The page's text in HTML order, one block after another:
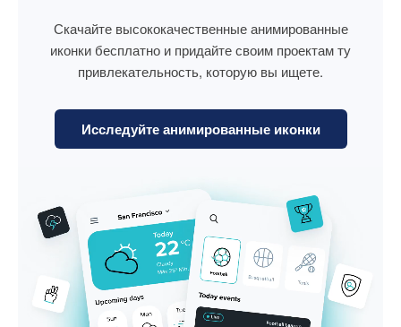
Скачайте высококачественные анимированные
иконки бесплатно и придайте своим проектам ту
привлекательность, которую вы ищете.
Исследуйте анимированные иконки